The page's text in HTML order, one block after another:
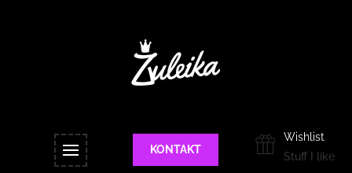
KONTAKT
Wishlist
Stuff I like